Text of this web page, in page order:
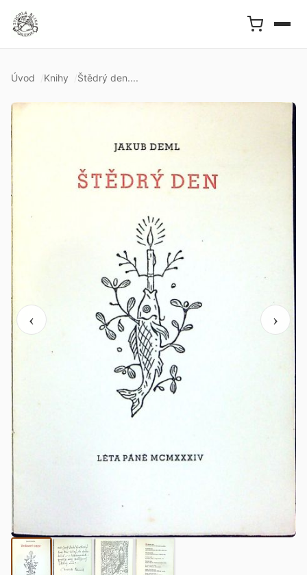
Úvod Knihy Štědrý den....
‹ ›